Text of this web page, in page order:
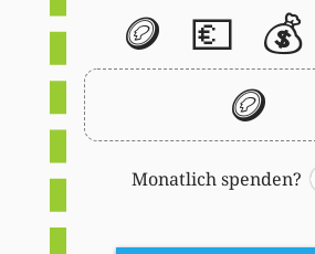
🪙 💶 💰
🪙
Monatlich spenden?
Switch